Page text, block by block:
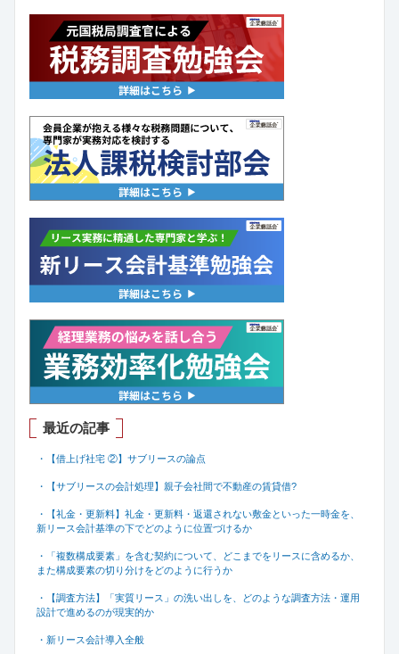
最近の記事
・【借上げ社宅 ②】サブリースの論点
・【サブリースの会計処理】親子会社間で不動産の賃貸借?
・【礼金・更新料】礼金・更新料・返還されない敷金といった一時金を、
新リース会計基準の下でどのように位置づけるか
・「複数構成要素」を含む契約について、どこまでをリースに含めるか、
また構成要素の切り分けをどのように行うか
・【調査方法】「実質リース」の洗い出しを、どのような調査方法・運用
設計で進めるのが現実的か
・新リース会計導入全般